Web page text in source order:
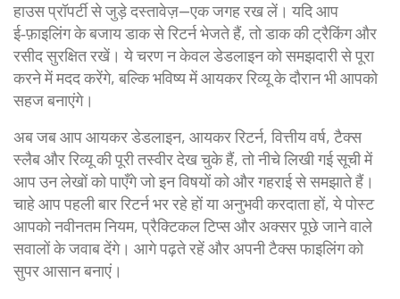
हाउस प्रॉपर्टी से जुड़े दस्तावेज़—एक जगह रख लें। यदि आप
ई‑फ़ाइलिंग के बजाय डाक से रिटर्न भेजते हैं, तो डाक की ट्रैकिंग और
रसीद सुरक्षित रखें। ये चरण न केवल डेडलाइन को समझदारी से पूरा
करने में मदद करेंगे, बल्कि भविष्य में आयकर रिव्यू के दौरान भी आपको
सहज बनाएंगे।
अब जब आप आयकर डेडलाइन, आयकर रिटर्न, वित्तीय वर्ष, टैक्स
स्लैब और रिव्यू की पूरी तस्वीर देख चुके हैं, तो नीचे लिखी गई सूची में
आप उन लेखों को पाएँगे जो इन विषयों को और गहराई से समझाते हैं।
चाहे आप पहली बार रिटर्न भर रहे हों या अनुभवी करदाता हों, ये पोस्ट
आपको नवीनतम नियम, प्रैक्टिकल टिप्स और अक्सर पूछे जाने वाले
सवालों के जवाब देंगे। आगे पढ़ते रहें और अपनी टैक्स फाइलिंग को
सुपर आसान बनाएं।